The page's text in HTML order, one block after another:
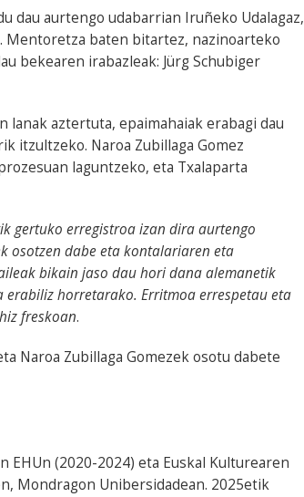
dau aurtengo udabarrian Iruñeko Udalagaz,
Mentoretza baten bitartez, nazinoarteko
bekearen irabazleak: Jürg Schubiger
lanak aztertuta, epaimahaiak erabagi dau
itzultzeko. Naroa Zubillaga Gomez
laguntzeko, eta Txalaparta
gertuko erregistroa izan dira aurtengo
osotzen dabe eta kontalariaren eta
bikain jaso dau hori dana alemanetik
horretarako. Erritmoa errespetau eta
freskoan.
Naroa Zubillaga Gomezek osotu dabete
(2020-2024) eta Euskal Kulturearen
Mondragon Unibersidadean. 2025etik